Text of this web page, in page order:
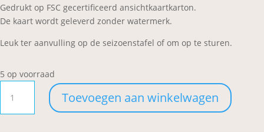
Gedrukt op FSC gecertificeerd ansichtkaartkarton.
​De kaart wordt geleverd zonder watermerk.
Leuk ter aanvulling op de seizoenstafel of om op te sturen.
5 op voorraad
aantal
Toevoegen aan winkelwagen